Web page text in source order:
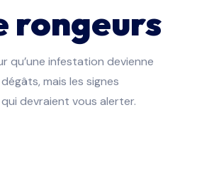
rongeurs
qu’une infestation devienne
mais les signes
devraient vous alerter.